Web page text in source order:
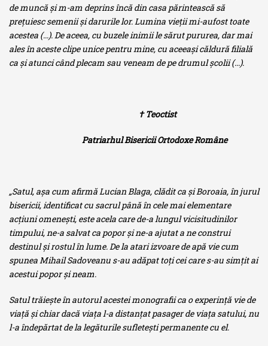
de muncă şi m-am deprins încă din casa părintească să
preţuiesc semenii şi darurile lor. Lumina vieţii mi-aufost toate
acestea (...). De aceea, cu buzele inimii le sărut pururea, dar mai
ales în aceste clipe unice pentru mine, cu aceeaşi căldură filială
ca şi atunci când plecam sau veneam de pe drumul şcolii (...).
† Teoctist
Patriarhul Bisericii Ortodoxe Române
„Satul, aşa cum afirmă Lucian Blaga, clădit ca şi Boroaia, în jurul
bisericii, identificat cu sacrul până în cele mai elementare
acţiuni omeneşti, este acela care de-a lungul vicisitudinilor
timpului, ne-a salvat ca popor şi ne-a ajutat a ne construi
destinul şi rostul în lume. De la atari izvoare de apă vie cum
spunea Mihail Sadoveanu s-au adăpat toţi cei care s-au simţit ai
acestui popor şi neam.
Satul trăieşte în autorul acestei monografii ca o experinţă vie de
viaţă şi chiar dacă viaţa l-a distanţat pasager de viaţa satului, nu
l-a îndepărtat de la legăturile sufleteşti permanente cu el.